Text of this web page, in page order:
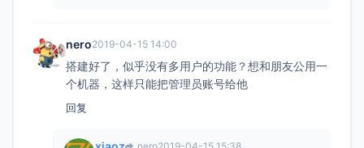
nero2019-04-15 14:00
搭建好了，似乎没有多用户的功能？想和朋友公用一
个机器，这样只能把管理员账号给他
回复